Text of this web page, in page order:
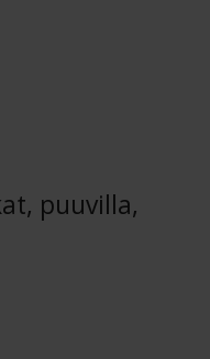
puuvilla,